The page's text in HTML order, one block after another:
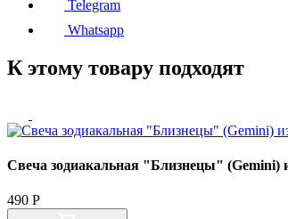
Telegram
Whatsapp
К этому товару подходят
Свеча зодиакальная "Близнецы" (Gemini)
490 Р